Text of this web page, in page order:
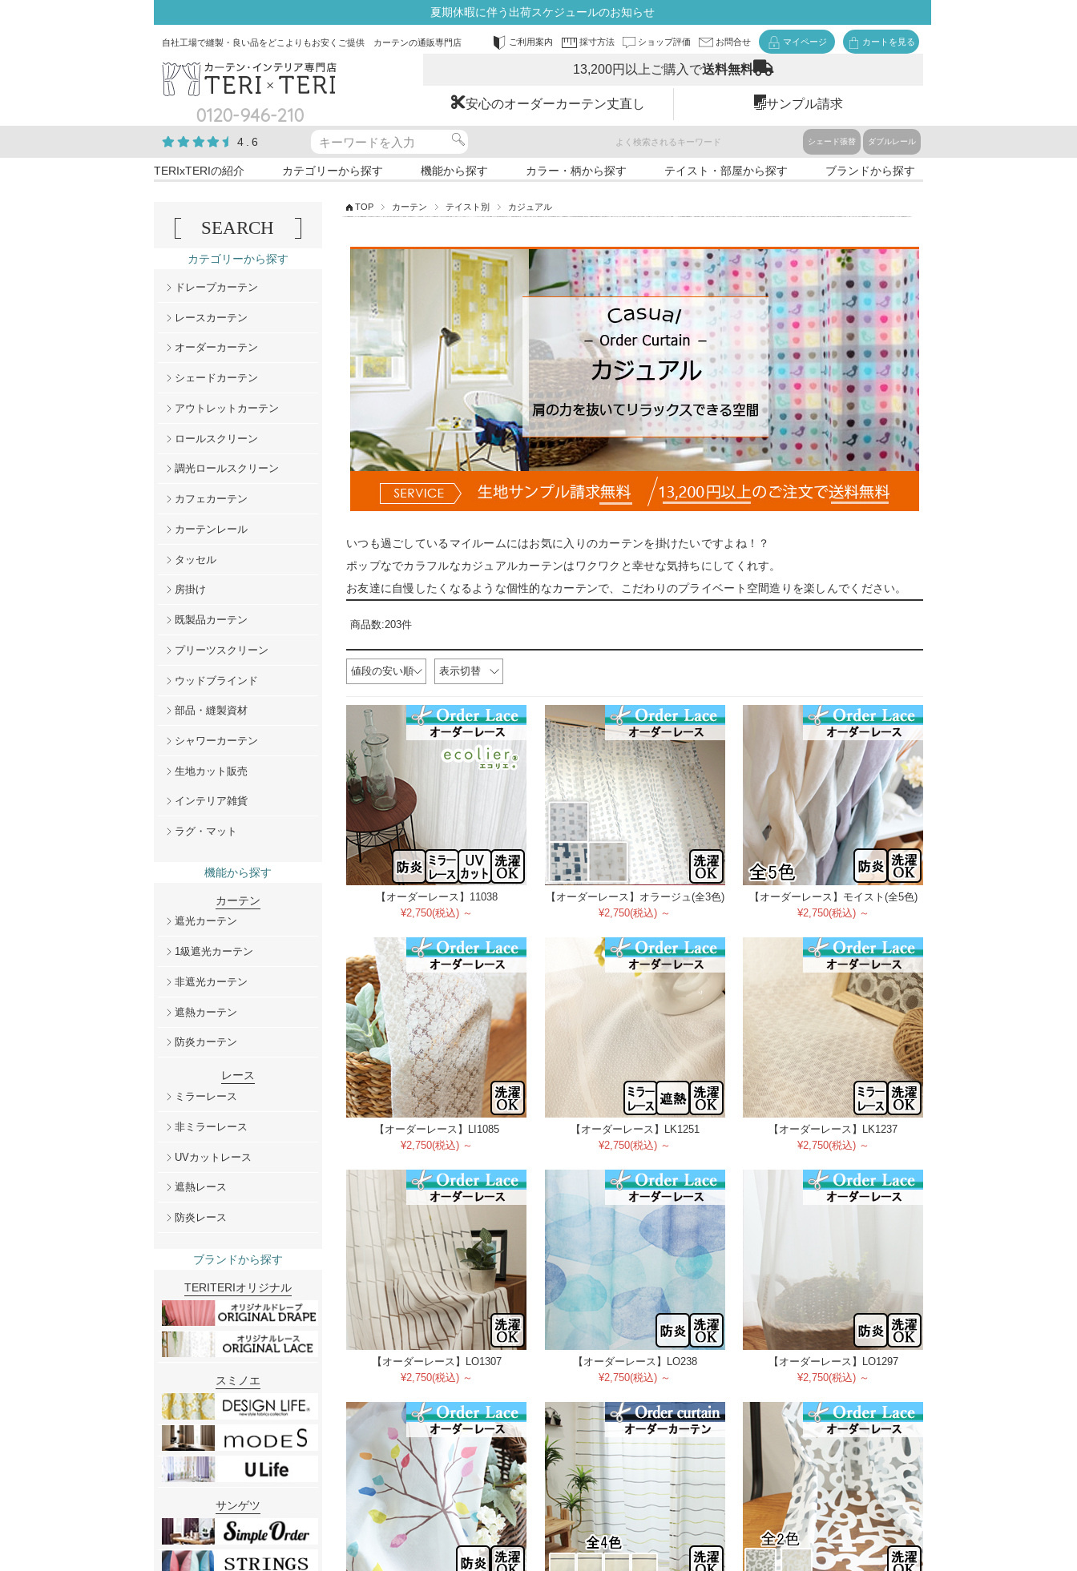
夏期休暇に伴う出荷スケジュールのお知らせ
自社工場で縫製・良い品をどこよりもお安くご提供 カーテンの通販専門店 ご利用案内 採寸方法 ショップ評価 お問合せ マイページ カートを見る
0120-946-210
13,200円以上ご購入で送料無料
安心のオーダーカーテン丈直し サンプル請求
4.6 よく検索されるキーワード シェード張替 ダブルレール
TERIxTERIの紹介 カテゴリーから探す 機能から探す カラー・柄から探す テイスト・部屋から探す ブランドから探す
TOP カーテン テイスト別 カジュアル
いつも過ごしているマイルームにはお気に入りのカーテンを掛けたいですよね！？
ポップなでカラフルなカジュアルカーテンはワクワクと幸せな気持ちにしてくれす。
お友達に自慢したくなるような個性的なカーテンで、こだわりのプライベート空間造りを楽しんでください。
商品数:203件
値段の安い順 表示切替
【オーダーレース】11038
¥2,750(税込) ～
【オーダーレース】オラージュ(全3色)
¥2,750(税込) ～
【オーダーレース】モイスト(全5色)
¥2,750(税込) ～
【オーダーレース】LI1085
¥2,750(税込) ～
【オーダーレース】LK1251
¥2,750(税込) ～
【オーダーレース】LK1237
¥2,750(税込) ～
【オーダーレース】LO1307
¥2,750(税込) ～
【オーダーレース】LO238
¥2,750(税込) ～
【オーダーレース】LO1297
¥2,750(税込) ～
SEARCH
カテゴリーから探す
ドレープカーテン
レースカーテン
オーダーカーテン
シェードカーテン
アウトレットカーテン
ロールスクリーン
調光ロールスクリーン
カフェカーテン
カーテンレール
タッセル
房掛け
既製品カーテン
プリーツスクリーン
ウッドブラインド
部品・縫製資材
シャワーカーテン
生地カット販売
インテリア雑貨
ラグ・マット
機能から探す
カーテン
遮光カーテン
1級遮光カーテン
非遮光カーテン
遮熱カーテン
防炎カーテン
レース
ミラーレース
非ミラーレース
UVカットレース
遮熱レース
防炎レース
ブランドから探す
TERITERIオリジナル
スミノエ
サンゲツ